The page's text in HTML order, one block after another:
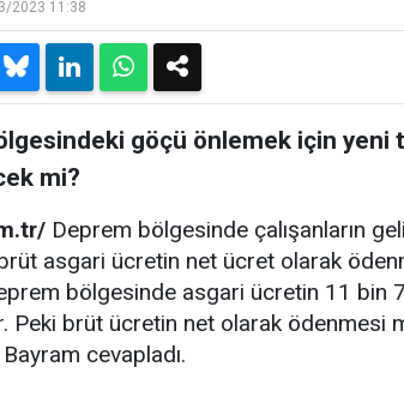
2023 11:38
göçü önlemek için yeni
mi?
Deprem bölgesinde çalışanların
asgari ücretin net ücret olarak
bölgesinde asgari ücretin 11 bin
Peki brüt ücretin net olarak ödenmesi
cevapladı.